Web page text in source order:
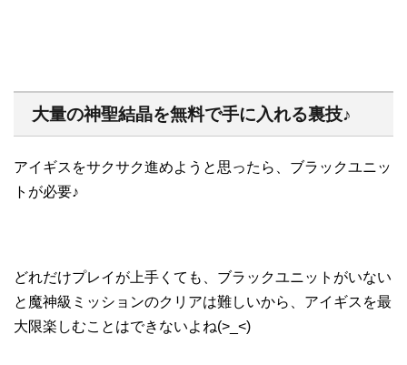
大量の神聖結晶を無料で手に入れる裏技♪
アイギスをサクサク進めようと思ったら、ブラックユニッ
トが必要♪
どれだけプレイが上手くても、ブラックユニットがいない
と魔神級ミッションのクリアは難しいから、アイギスを最
大限楽しむことはできないよね(>_<)